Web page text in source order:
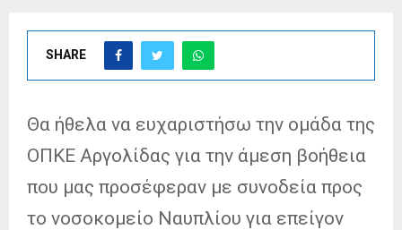
SHARE
Θα ήθελα να ευχαριστήσω την ομάδα της
ΟΠΚΕ Αργολίδας για την άμεση βοήθεια
που μας προσέφεραν με συνοδεία προς
το νοσοκομείο Ναυπλίου για επείγον